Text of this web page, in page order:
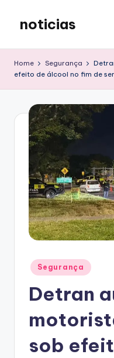
content
noticias
Home Segurança
efeito de álcool no fim de
Posted
in
Segurança
Detran
sob